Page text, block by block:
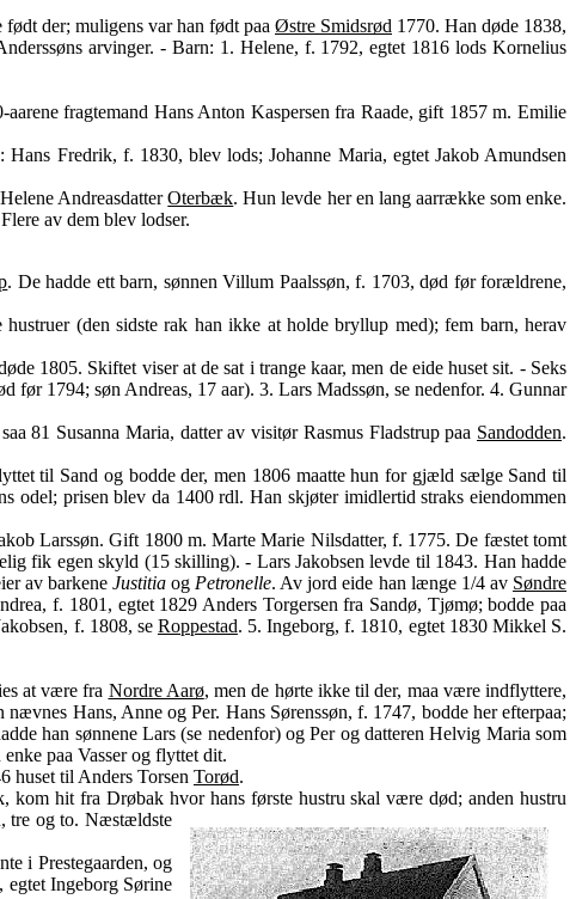
født der; muligens var han født paa Østre Smidsrød 1770. Han døde 1838,
arvinger. - Barn: 1. Helene, f. 1792, egtet 1816 lods Kornelius
fragtemand Hans Anton Kaspersen fra Raade, gift 1857 m. Emilie
Hans Fredrik, f. 1830, blev lods; Johanne Maria, egtet Jakob Amundsen
AndreasdatterOterbæk. Hun levde her en lang aarrække som enke.
av dem blev lodser.
. De hadde ett barn, sønnen Villum Paalssøn, f. 1703, død før forældrene,
(den sidste rak han ikke at holde bryllup med); fem barn, herav
1805. Skiftet viser at de sat i trange kaar, men de eide huset sit. - Seks
1794; søn Andreas, 17 aar). 3. Lars Madssøn, se nedenfor. 4. Gunnar
81 Susanna Maria, datter av visitør Rasmus Fladstrup paa Sandodden.
til Sand og bodde der, men 1806 maatte hun for gjæld sælge Sand til
odel; prisen blev da 1400 rdl. Han skjøter imidlertid straks eiendommen
Larssøn. Gift 1800 m. Marte Marie Nilsdatter, f. 1775. De fæstet tomt
fik egen skyld (15 skilling). - Lars Jakobsen levde til 1843. Han hadde
av barkene Justitiaog Petronelle. Av jord eide han længe 1/4 av Søndre
f. 1801, egtet 1829 Anders Torgersen fra Sandø, Tjømø; bodde paa
f. 1808, se Roppestad. 5. Ingeborg, f. 1810, egtet 1830 Mikkel S.
at være fra Nordre Aarø, men de hørte ikke til der, maa være indflyttere,
Hans, Anne og Per. Hans Sørenssøn, f. 1747, bodde her efterpaa;
han sønnene Lars (se nedenfor) og Per og datteren Helvig Maria som
paa Vasser og flyttet dit.
huset til Anders Torsen Torød.
hit fra Drøbak hvor hans første hustru skal være død; anden hustru
tre og to. Næstældste
i Prestegaarden, og
egtet Ingeborg Sørine